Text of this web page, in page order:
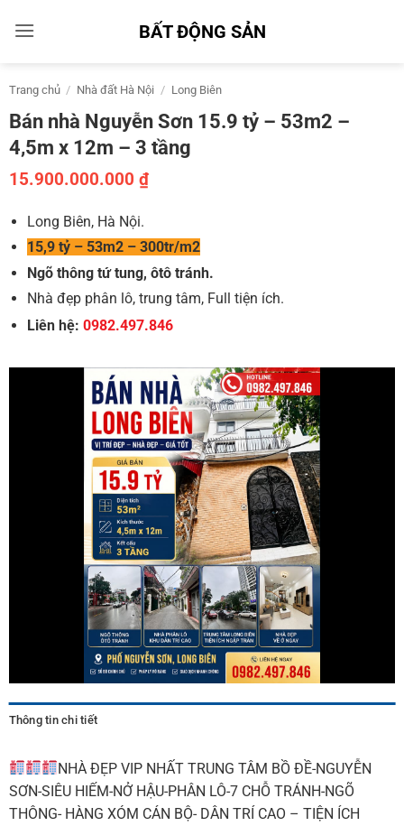
qua
BẤT ĐỘNG SẢN
Trang chủ / Nhà đất Hà Nội / Long Biên
Bán nhà Nguyễn Sơn 15.9 tỷ – 53m2 –
4,5m x 12m – 3 tầng
15.900.000.000 ₫
Long Biên, Hà Nội.
15,9 tỷ – 53m2 – 300tr/m2
Ngõ thông tứ tung, ôtô tránh.
Nhà đẹp phân lô, trung tâm, Full tiện ích.
Liên hệ:0982.497.846
Thông tin chi tiết
NHÀ ĐẸP VIP NHẤT TRUNG TÂM BỒ ĐỀ-NGUYỄN
SƠN-SIÊU HIẾM-NỞ HẬU-PHÂN LÔ-7 CHỖ TRÁNH-NGÕ
THÔNG- HÀNG XÓM CÁN BỘ- DÂN TRÍ CAO – TIỆN ÍCH